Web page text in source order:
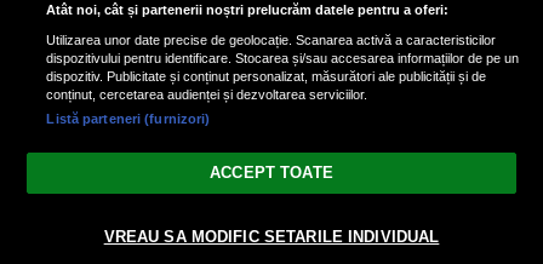
Vezi varianta Desktop
© 2026 radiodcnews.ro | Toate drepturile rezervate.
Atât noi, cât și partenerii noștri prelucrăm datele pentru a oferi:
Utilizarea unor date precise de geolocație. Scanarea activă a caracteristicilor
dispozitivului pentru identificare. Stocarea și/sau accesarea informațiilor de pe un
dispozitiv. Publicitate și conținut personalizat, măsurători ale publicității și de
conținut, cercetarea audienței și dezvoltarea serviciilor.
Listă parteneri (furnizori)
ACCEPT TOATE
VREAU SA MODIFIC SETARILE INDIVIDUAL